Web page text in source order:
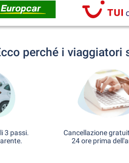
perché i viaggiatori
3 passi.
Cancellazione
24 ore prima